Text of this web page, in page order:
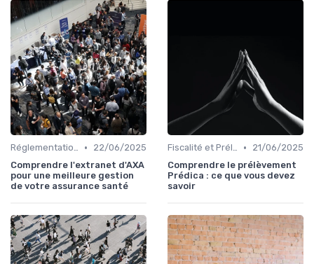
Réglementations en Assurance Santé •
22/06/2025
Comprendre l'extranet d'AXA
pour une meilleure gestion
de votre assurance santé
Fiscalité et Prélèvements Sociaux •
21/06/2025
Comprendre le prélèvement
Prédica : ce que vous devez
savoir